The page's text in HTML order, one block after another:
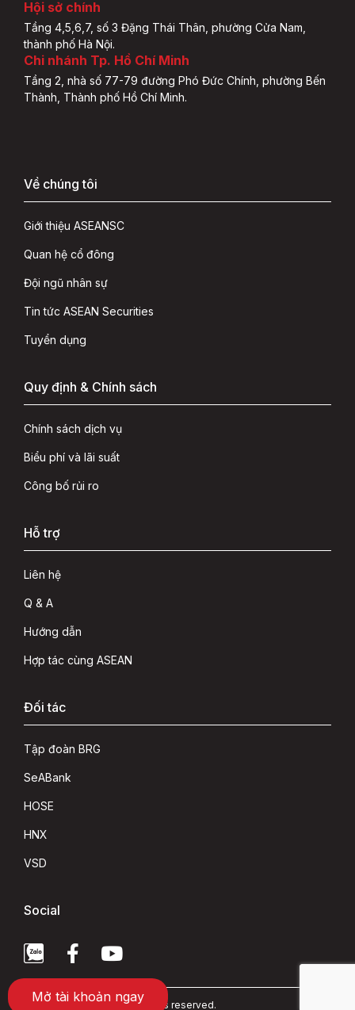
Hội sở chính
Tầng 4,5,6,7, số 3 Đặng Thái Thân, phường Cửa Nam,
thành phố Hà Nội.
Chi nhánh Tp. Hồ Chí Minh
Tầng 2, nhà số 77-79 đường Phó Đức Chính, phường Bến
Thành, Thành phố Hồ Chí Minh.
Về chúng tôi
Giới thiệu ASEANSC
Quan hệ cổ đông
Đội ngũ nhân sự
Tin tức ASEAN Securities
Tuyển dụng
Quy định & Chính sách
Chính sách dịch vụ
Biểu phí và lãi suất
Công bố rủi ro
Hỗ trợ
Liên hệ
Q & A
Hướng dẫn
Hợp tác cùng ASEAN
Đối tác
Tập đoàn BRG
SeABank
HOSE
HNX
VSD
Social
Copyright 2022 © ASEAN rights reserved.
Mở tài khoản ngay